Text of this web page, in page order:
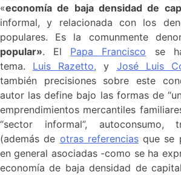
«economía de baja densidad de
informal, y relacionada con los
populares. Es la comunmente
popular». El Papa Francisco se
tema. Luis Razetto, y José Luis
también precisiones sobre este
autor las define bajo las formas de
emprendimientos mercantiles
“sector informal”, autoconsumo,
(además de otras referenciasque se
en general asociadas -como se ha
economía de baja densidad de